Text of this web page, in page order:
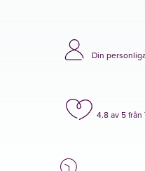
Din
4.8 av 5